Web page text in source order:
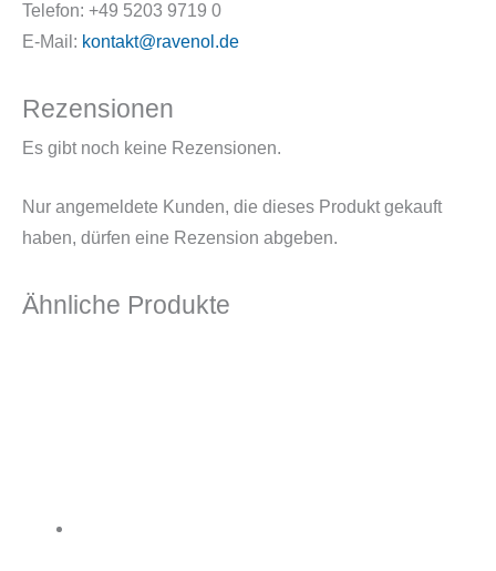
Telefon: +49 5203 9719 0
E-Mail: kontakt@ravenol.de
Rezensionen
Es gibt noch keine Rezensionen.
Nur angemeldete Kunden, die dieses Produkt gekauft
haben, dürfen eine Rezension abgeben.
Ähnliche Produkte